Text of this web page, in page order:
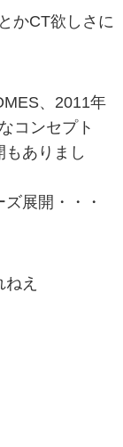
かCT欲しさに
、2011年
コンセプト
もありまし
展開・・・
え